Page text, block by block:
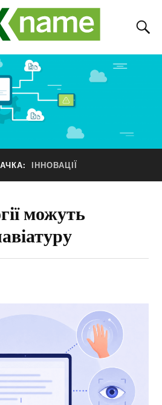
ІННОВАЦІЇ
можуть